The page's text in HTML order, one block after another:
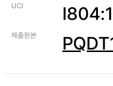
UCI
제출원본